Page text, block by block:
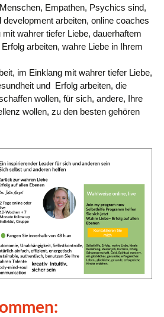
Empathen, Psychics sind,
arbeiten, online coaches
wahrer tiefer Liebe, dauerhaftem
arbeiten, wahre Liebe in Ihrem
im Einklang mit wahrer tiefer Liebe,
und Erfolg arbeiten, die
wollen, für sich, andere, Ihre
wollen, zu den besten gehören